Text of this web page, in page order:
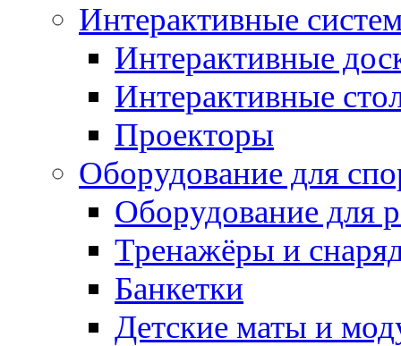
Интерактивные
Интерактивные
Интерактивные
Проекторы
Оборудование для
Оборудование для
Тренажёры и
Банкетки
Детские маты и